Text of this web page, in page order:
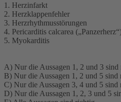
1. Herzinfarkt
2. Herzklappenfehler
3. Herzrhythmusstörungen
4. Pericarditis calcarea
5. Myokarditis
A) Nur die Aussagen 1, 2 und 3 sind
B) Nur die Aussagen 1, 2 und 5 sind
C) Nur die Aussagen 3, 4 und 5 sind
D) Nur die Aussagen 1, 2, 3 und 5